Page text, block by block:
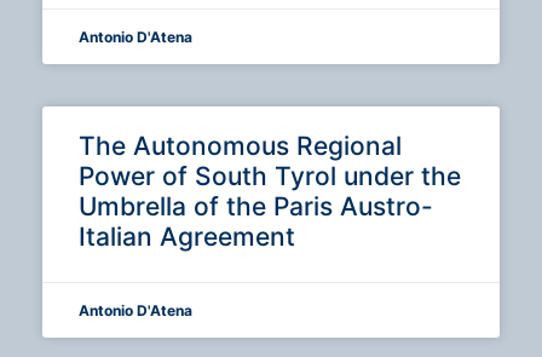
Antonio D'Atena
The Autonomous Regional
Power of South Tyrol under the
Umbrella of the Paris Austro-
Italian Agreement
Antonio D'Atena